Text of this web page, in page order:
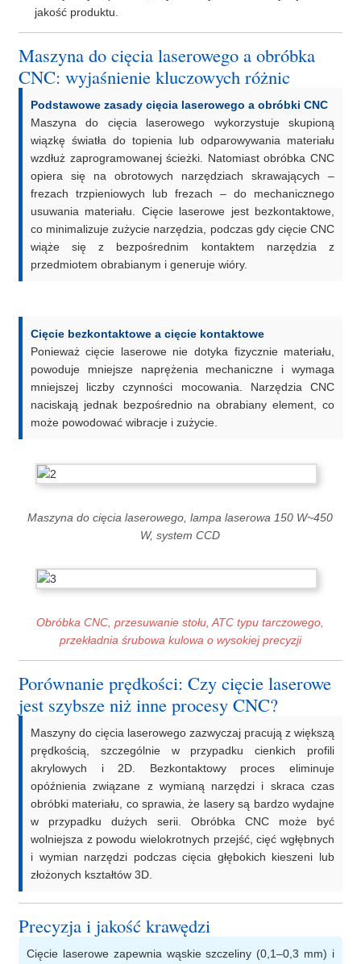
jakość produktu.
Maszyna do cięcia laserowego a obróbka
CNC: wyjaśnienie kluczowych różnic
Podstawowe zasady cięcia laserowego a obróbki CNC
Maszyna do cięcia laserowego wykorzystuje skupioną
wiązkę światła do topienia lub odparowywania materiału
wzdłuż zaprogramowanej ścieżki. Natomiast obróbka CNC
opiera się na obrotowych narzędziach skrawających –
frezach trzpieniowych lub frezach – do mechanicznego
usuwania materiału. Cięcie laserowe jest bezkontaktowe,
co minimalizuje zużycie narzędzia, podczas gdy cięcie CNC
wiąże się z bezpośrednim kontaktem narzędzia z
przedmiotem obrabianym i generuje wióry.
Cięcie bezkontaktowe a cięcie kontaktowe
Ponieważ cięcie laserowe nie dotyka fizycznie materiału,
powoduje mniejsze naprężenia mechaniczne i wymaga
mniejszej liczby czynności mocowania. Narzędzia CNC
naciskają jednak bezpośrednio na obrabiany element, co
może powodować wibracje i zużycie.
Maszyna do cięcia laserowego, lampa laserowa 150 W~450
W, system CCD
Obróbka CNC, przesuwanie stołu, ATC typu tarczowego,
przekładnia śrubowa kulowa o wysokiej precyzji
Porównanie prędkości: Czy cięcie laserowe
jest szybsze niż inne procesy CNC?
Maszyny do cięcia laserowego zazwyczaj pracują z większą
prędkością, szczególnie w przypadku cienkich profili
akrylowych i 2D. Bezkontaktowy proces eliminuje
opóźnienia związane z wymianą narzędzi i skraca czas
obróbki materiału, co sprawia, że ​​lasery są bardzo wydajne
w przypadku dużych serii. Obróbka CNC może być
wolniejsza z powodu wielokrotnych przejść, cięć wgłębnych
i wymian narzędzi podczas cięcia głębokich kieszeni lub
złożonych kształtów 3D.
Precyzja i jakość krawędzi
Cięcie laserowe zapewnia wąskie szczeliny (0,1–0,3 mm) i